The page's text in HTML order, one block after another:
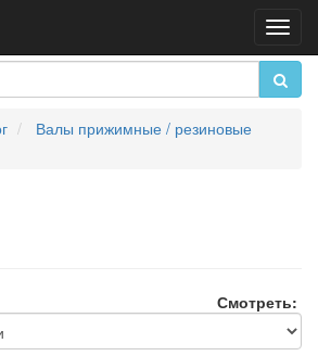
Валы прижимные / резиновые
Смотреть: